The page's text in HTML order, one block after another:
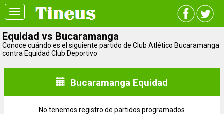
Toggle
navigation
Equidad vs Bucaramanga
Conoce cuándo es el siguiente partido de Club Atlético Bucaramanga
contra Equidad Club Deportivo
Bucaramanga Equidad
No tenemos registro de partidos programados